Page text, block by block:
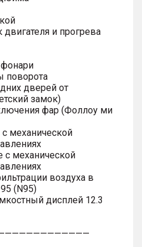
и прогрева
поворота
дверей от
замок)
фар (Фоллоу ми
механической
с механической
воздуха в
(N95)
дисплей 12.3